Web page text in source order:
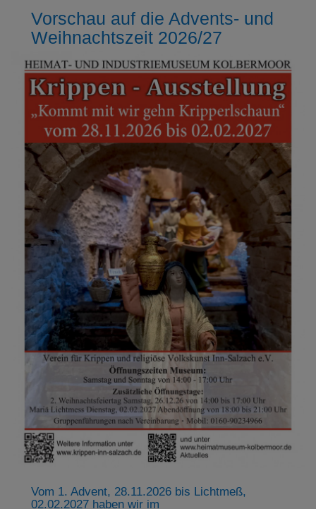
Vorschau auf die Advents- und
Weihnachtszeit 2026/27
Vom 1. Advent, 28.11.2026 bis Lichtmeß,
02.02.2027 haben wir im